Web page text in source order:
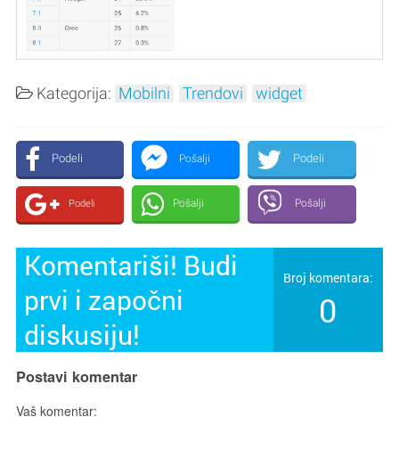
Kategorija: Mobilni Trendovi widget
Podeli Pošalji Podeli
Podeli Pošalji Pošalji
Komentariši! Budi
prvi i započni
diskusiju!
Broj komentara:
0
Postavi komentar
Vaš komentar: